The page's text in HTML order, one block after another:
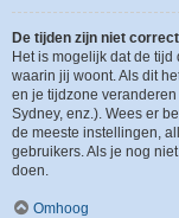
De tijden zijn niet
Het is mogelijk dat de
waarin jij woont. Als dit
en je tijdzone
Sydney, enz.). Wees er
de meeste instellingen,
gebruikers. Als je nog
doen.
Omhoog